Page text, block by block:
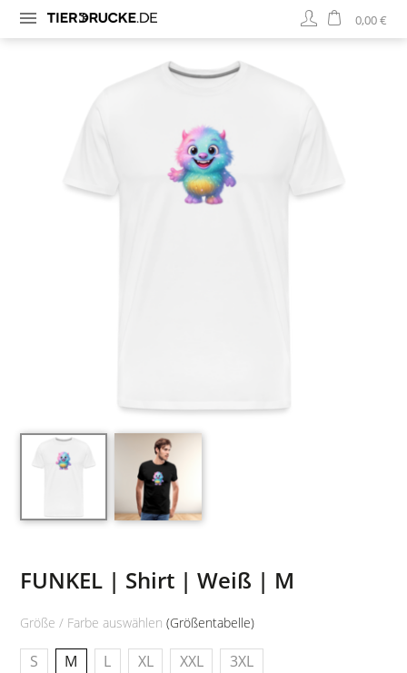
0,00 €
FUNKEL | Shirt | Weiß | M
Größe / Farbe auswählen(Größentabelle)
S M L XL XXL 3XL